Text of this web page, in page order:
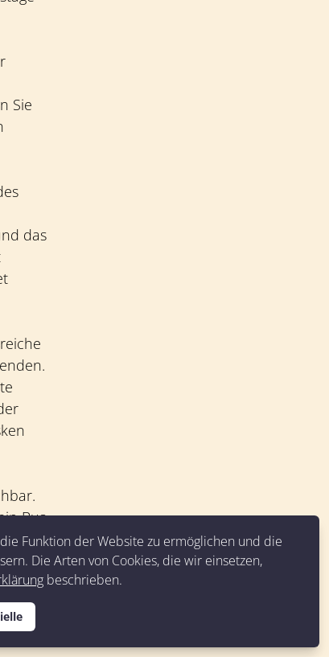
Funktion der Website zu ermöglichen und die
Die Arten von Cookies, die wir einsetzen,
beschrieben.
Sie
das
Bus